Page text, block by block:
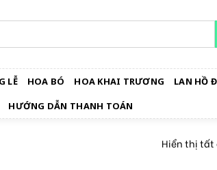
LỄ HOA BÓ HOA KHAI TRƯƠNG LAN HỒ
HƯỚNG DẪN THANH TOÁN
Hiển thị tất